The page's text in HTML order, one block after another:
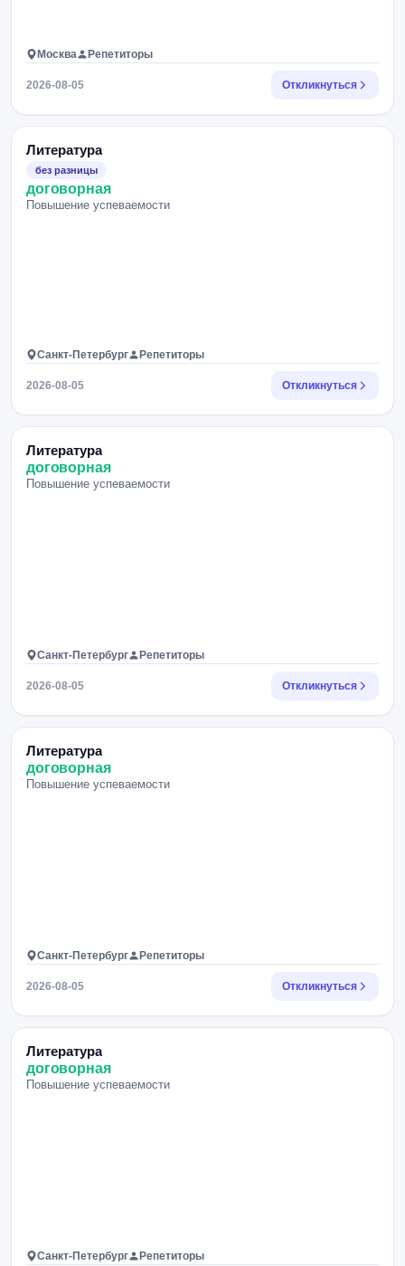
Москва Репетиторы
2026-08-05 Откликнуться
Литература
без разницы
договорная
Повышение успеваемости
Санкт-Петербург Репетиторы
2026-08-05 Откликнуться
Литература
договорная
Повышение успеваемости
Санкт-Петербург Репетиторы
2026-08-05 Откликнуться
Литература
договорная
Повышение успеваемости
Санкт-Петербург Репетиторы
2026-08-05 Откликнуться
Литература
договорная
Повышение успеваемости
Санкт-Петербург Репетиторы